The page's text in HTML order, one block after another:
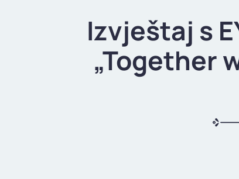
Izvještaj s
„Together